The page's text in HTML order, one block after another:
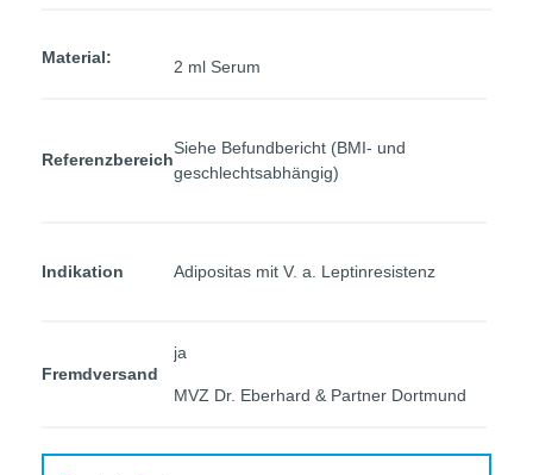
Material: 2 ml Serum
Referenzbereich
Siehe Befundbericht (BMI- und
geschlechtsabhängig)
Indikation Adipositas mit V. a. Leptinresistenz
Fremdversand
ja
MVZ Dr. Eberhard & Partner Dortmund